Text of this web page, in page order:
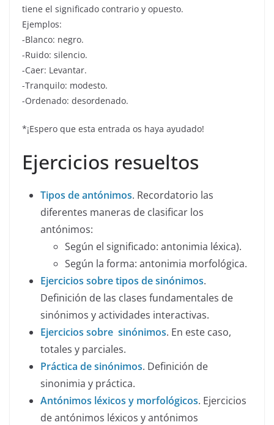
tiene el significado contrario y opuesto.
Ejemplos:
-Blanco: negro.
-Ruido: silencio.
-Caer: Levantar.
-Tranquilo: modesto.
-Ordenado: desordenado.
*¡Espero que esta entrada os haya ayudado!
Ejercicios resueltos
Tipos de antónimos. Recordatorio las
diferentes maneras de clasificar los
antónimos:
Según el significado: antonimia léxica).
Según la forma: antonimia morfológica.
Ejercicios sobre tipos de sinónimos.
Definición de las clases fundamentales de
sinónimos y actividades interactivas.
Ejercicios sobre sinónimos. En este caso,
totales y parciales.
Práctica de sinónimos. Definición de
sinonimia y práctica.
Antónimos léxicos y morfológicos. Ejercicios
de antónimos léxicos y antónimos